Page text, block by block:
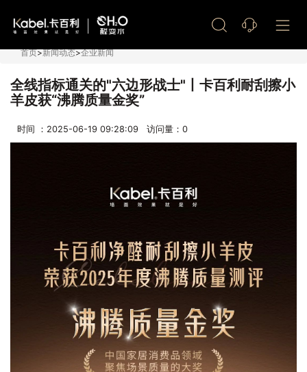
首页>新闻动态>企业新闻
全线指标通关的"六边形战士"丨卡百利耐刮擦小
羊皮获“沸腾质量金奖”
时间 ：2025-06-19 09:28:09 访问量： 0